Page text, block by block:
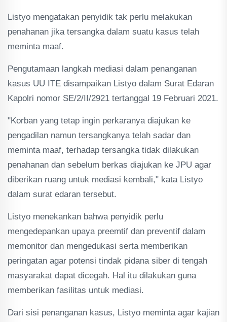
Listyo mengatakan penyidik tak perlu melakukan
penahanan jika tersangka dalam suatu kasus telah
meminta maaf.
Pengutamaan langkah mediasi dalam penanganan
kasus UU ITE disampaikan Listyo dalam Surat Edaran
Kapolri nomor SE/2/II/2921 tertanggal 19 Februari 2021.
"Korban yang tetap ingin perkaranya diajukan ke
pengadilan namun tersangkanya telah sadar dan
meminta maaf, terhadap tersangka tidak dilakukan
penahanan dan sebelum berkas diajukan ke JPU agar
diberikan ruang untuk mediasi kembali," kata Listyo
dalam surat edaran tersebut.
Listyo menekankan bahwa penyidik perlu
mengedepankan upaya preemtif dan preventif dalam
memonitor dan mengedukasi serta memberikan
peringatan agar potensi tindak pidana siber di tengah
masyarakat dapat dicegah. Hal itu dilakukan guna
memberikan fasilitas untuk mediasi.
Dari sisi penanganan kasus, Listyo meminta agar kajian